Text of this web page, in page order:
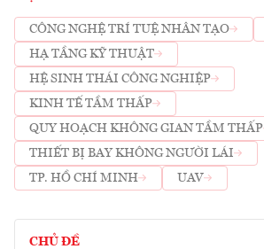
CÔNG NGHỆ TRÍ TUỆ NHÂN TẠO
HẠ TẦNG KỸ THUẬT
HỆ SINH THÁI CÔNG NGHIỆP
KINH TẾ TẦM THẤP
QUY HOẠCH KHÔNG GIAN TẦM THẤP
THIẾT BỊ BAY KHÔNG NGƯỜI LÁI
TP. HỒ CHÍ MINH
UAV
CHỦ ĐỀ